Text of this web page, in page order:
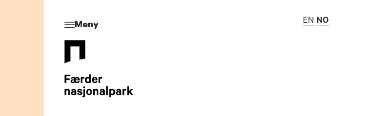
Meny EN NO